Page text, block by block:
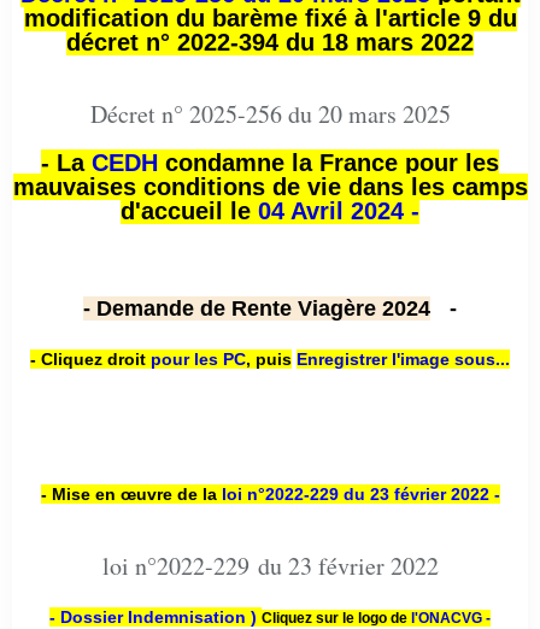
modification du barème fixé à l'article 9 du
décret n° 2022-394 du 18 mars 2022
Décret n° 2025-256 du 20 mars 2025
- La CEDH condamne la France pour les
mauvaises conditions de vie dans les camps
d'accueil le 04 Avril 2024 -
- Demande de Rente Viagère 2024 -
- Cliquez droit pour les PC, puis Enregistrer l'image sous...
- Mise en œuvre de la loi n°2022-229 du 23 février 2022 -
loi n°2022-229 du 23 février 2022
- Dossier Indemnisation ) Cliquez sur le logo de l'ONACVG -